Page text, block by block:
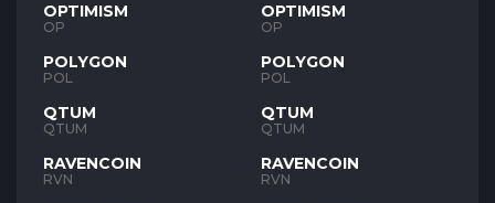
OPTIMISM
OP
POLYGON
POL
QTUM
QTUM
RAVENCOIN
RVN
OPTIMISM
OP
POLYGON
POL
QTUM
QTUM
RAVENCOIN
RVN